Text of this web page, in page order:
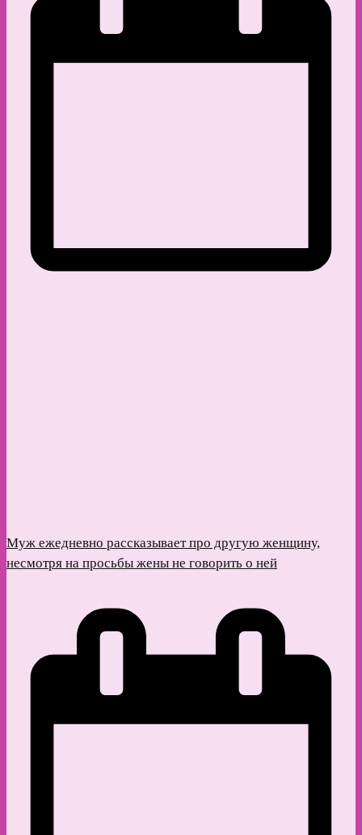
Муж ежедневно рассказывает про другую женщину,
несмотря на просьбы жены не говорить о ней